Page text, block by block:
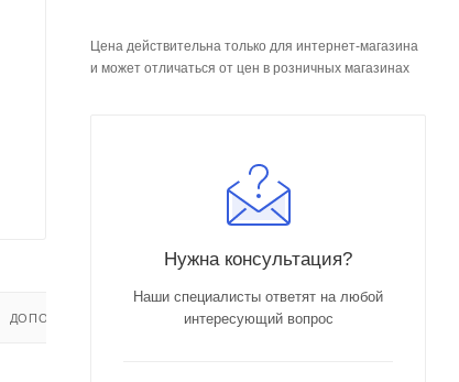
ДОПОЛНИТЕЛЬНО
Цена действительна только для интернет-магазина
и может отличаться от цен в розничных магазинах
Нужна консультация?
Наши специалисты ответят на любой
интересующий вопрос